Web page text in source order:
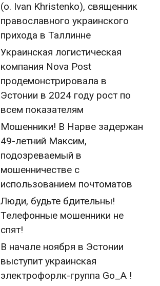
(о. Ivan Khristenko), священник
православного украинского
прихода в Таллинне
Украинская логистическая
компания Nova Post
продемонстрировала в
Эстонии в 2024 году рост по
всем показателям
Мошенники! В Нарве задержан
49-летний Максим,
подозреваемый в
мошенничестве с
использованием почтоматов
Люди, будьте бдительны!
Телефонные мошенники не
спят!
В начале ноября в Эстонии
выступит украинская
электрофорлк-группа Go_A !